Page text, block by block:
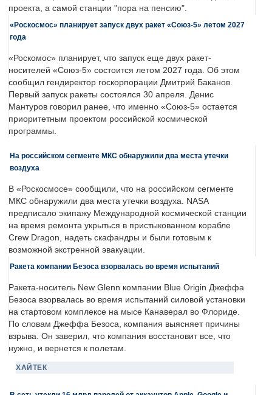
проекта, а самой станции "пора на пенсию".
«Роскосмос» планирует запуск двух ракет «Союз-5» летом 2027
года
«Роскомос» планирует, что запуск еще двух ракет-
носителей «Союз-5» состоится летом 2027 года. Об этом
сообщил гендиректор госкорпорации Дмитрий Баканов.
Первый запуск ракеты состоялся 30 апреля. Денис
Мантуров говорил ранее, что именно «Союз-5» остается
приоритетным проектом российской космической
программы.
На российском сегменте МКС обнаружили два места утечки
воздуха
В «Роскосмосе» сообщили, что на российском сегменте
МКС обнаружили два места утечки воздуха. NASA
предписало экипажу Международной космической станции
на время ремонта укрыться в пристыкованном корабле
Crew Dragon, надеть скафандры и были готовым к
возможной экстренной эвакуации.
Ракета компании Безоса взорвалась во время испытаний
Ракета-носитель New Glenn компании Blue Origin Джеффа
Безоса взорвалась во время испытаний силовой установки
на стартовом комплексе на мысе Канаверал во Флориде.
По словам Джеффа Безоса, компания выясняет причины
взрыва. Он заверил, что компания восстановит все, что
нужно, и вернется к полетам.
ХАЙТЕК